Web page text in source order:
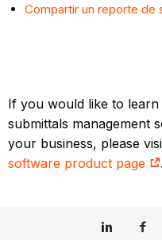
Compartir un reporte de
If you would like to
submittals management
your business, please
software product page
.